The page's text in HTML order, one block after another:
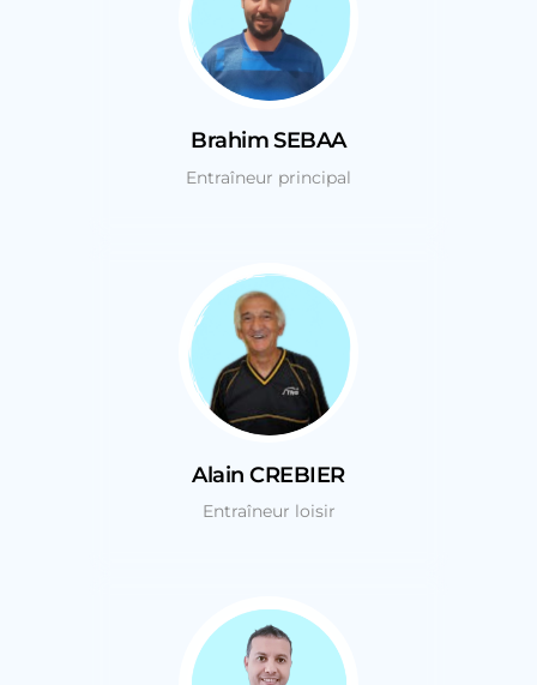
Brahim SEBAA
Entraîneur principal
Alain CREBIER
Entraîneur loisir